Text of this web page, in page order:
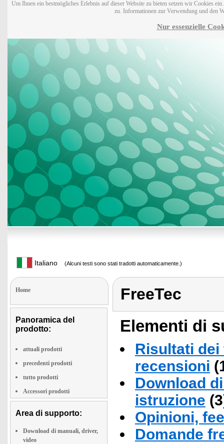
Um Ihnen ein bestmögliches Erlebnis auf dieser Website zu bieten setzen wir Cookies
zu. Informationen zur Verwendung und den
Nur essenzielle
Italiano (Alcuni testi sono stati tradotti automaticamente.)
Home
Panoramica del
prodotto:
attuali prodotti
precedenti prodotti
tutto prodotti
Accessori prodotti
Area di supporto:
Download di manuali, driver,
video
FreeTec
Elementi di
Risultati
recensioni
Download
istruzione
Opinioni,
Domande